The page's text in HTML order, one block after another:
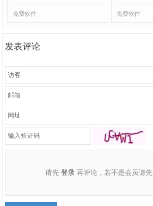
免费软件 免费软件
发表评论
请先 登录再评论，若不是会员请先